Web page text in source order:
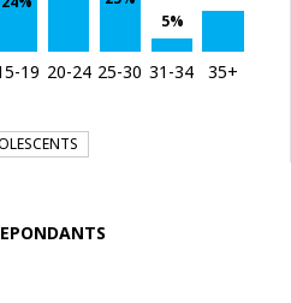
5%
19 20-24 25-30 31-34 35+